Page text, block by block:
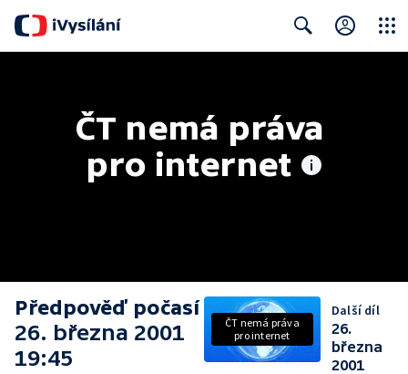
ČT nemá práva
pro internet
Předpověď počasí
26. března 2001
19:45
ČT nemá práva
pro internet
Další díl
26.
března
2001